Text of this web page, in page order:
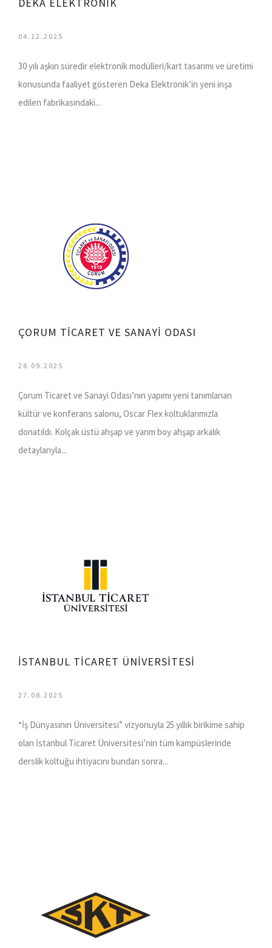
DEKA ELEKTRONİK
04.12.2025
30 yılı aşkın süredir elektronik modülleri/kart tasarımı ve üretimi
konusunda faaliyet gösteren Deka Elektronik’in yeni inşa
edilen fabrikasındaki...
ÇORUM TİCARET VE SANAYİ ODASI
28.09.2025
Çorum Ticaret ve Sanayi Odası’nın yapımı yeni tanımlanan
kültür ve konferans salonu, Oscar Flex koltuklarımızla
donatıldı. Kolçak üstü ahşap ve yarım boy ahşap arkalık
detaylarıyla...
İSTANBUL TİCARET ÜNİVERSİTESİ
27.08.2025
“İş Dünyasının Üniversitesi” vizyonuyla 25 yıllık birikime sahip
olan İstanbul Ticaret Üniversitesi’nin tüm kampüslerinde
derslik koltuğu ihtiyacını bundan sonra...